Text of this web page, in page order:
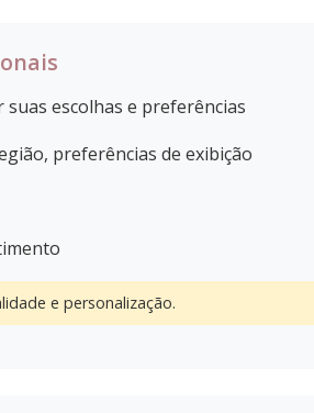
suas escolhas e preferências
preferências de exibição
e personalização.